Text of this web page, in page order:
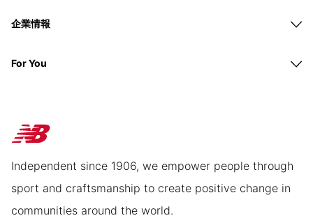
企業情報
For You
Independent since 1906, we empower people through
sport and craftsmanship to create positive change in
communities around the world.